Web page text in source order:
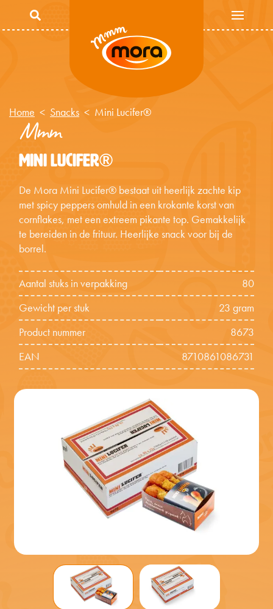
Overslaan en naar de inhoud gaan
Home Snacks Mini Lucifer®
Mmm
MINI LUCIFER®
De Mora Mini Lucifer® bestaat uit heerlijk zachte kip
met spicy peppers omhuld in een krokante korst van
cornflakes, met een extreem pikante top. Gemakkelijk
te bereiden in de frituur. Heerlijke snack voor bij de
borrel.
Aantal stuks in verpakking
80
Gewicht per stuk
23 gram
Product nummer
8673
EAN
8710861086731